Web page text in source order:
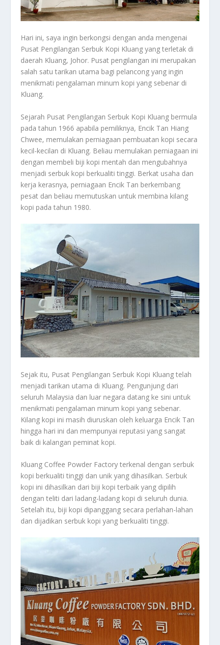
Hari ini, saya ingin berkongsi dengan anda mengenai
Pusat Pengilangan Serbuk Kopi Kluang yang terletak di
daerah Kluang, Johor. Pusat pengilangan ini merupakan
salah satu tarikan utama bagi pelancong yang ingin
menikmati pengalaman minum kopi yang sebenar di
Kluang.
Sejarah Pusat Pengilangan Serbuk Kopi Kluang bermula
pada tahun 1966 apabila pemiliknya, Encik Tan Hiang
Chwee, memulakan perniagaan pembuatan kopi secara
kecil-kecilan di Kluang. Beliau memulakan perniagaan ini
dengan membeli biji kopi mentah dan mengubahnya
menjadi serbuk kopi berkualiti tinggi. Berkat usaha dan
kerja kerasnya, perniagaan Encik Tan berkembang
pesat dan beliau memutuskan untuk membina kilang
kopi pada tahun 1980.
Sejak itu, Pusat Pengilangan Serbuk Kopi Kluang telah
menjadi tarikan utama di Kluang. Pengunjung dari
seluruh Malaysia dan luar negara datang ke sini untuk
menikmati pengalaman minum kopi yang sebenar.
Kilang kopi ini masih diuruskan oleh keluarga Encik Tan
hingga hari ini dan mempunyai reputasi yang sangat
baik di kalangan peminat kopi.
Kluang Coffee Powder Factory terkenal dengan serbuk
kopi berkualiti tinggi dan unik yang dihasilkan. Serbuk
kopi ini dihasilkan dari biji kopi terbaik yang dipilih
dengan teliti dari ladang-ladang kopi di seluruh dunia.
Setelah itu, biji kopi dipanggang secara perlahan-lahan
dan dijadikan serbuk kopi yang berkualiti tinggi.